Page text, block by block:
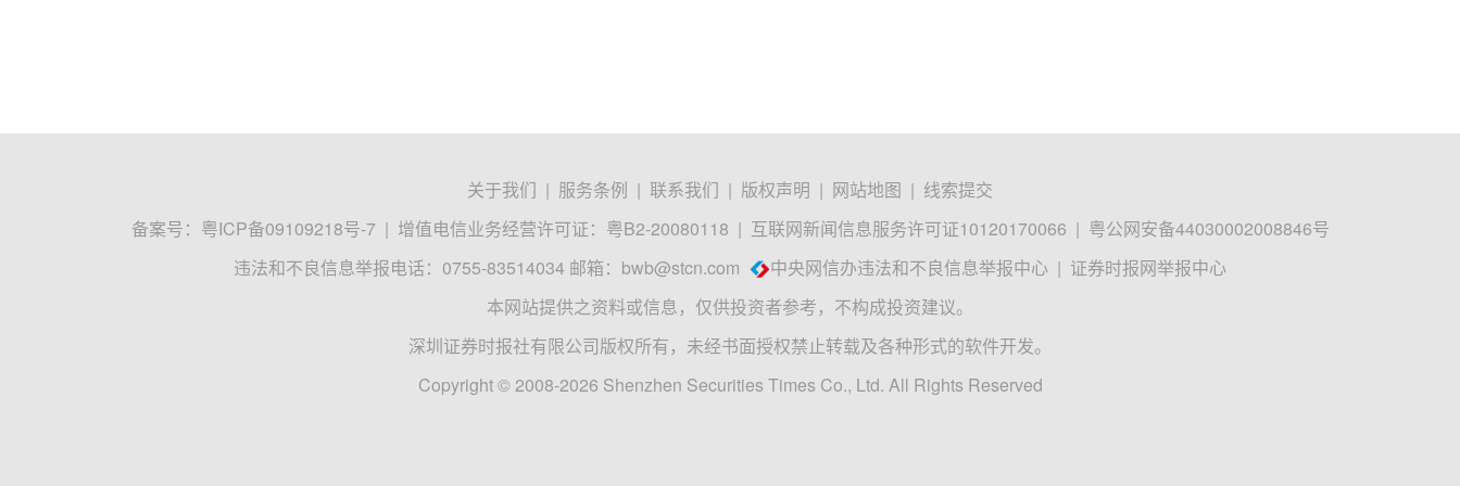
关于我们 | 服务条例 | 联系我们 | 版权声明 | 网站地图 | 线索提交
备案号： 粤ICP备09109218号-7 | 增值电信业务经营许可证：粤B2-20080118 | 互联网新闻信息服务许可证10120170066 | 粤公网安备44030002008846号
违法和不良信息举报电话：0755-83514034 邮箱： bwb@stcn.com 中央网信办违法和不良信息举报中心 | 证券时报网举报中心
本网站提供之资料或信息，仅供投资者参考，不构成投资建议。
深圳证券时报社有限公司版权所有，未经书面授权禁止转载及各种形式的软件开发。
Copyright © 2008-2026 Shenzhen Securities Times Co., Ltd. All Rights Reserved